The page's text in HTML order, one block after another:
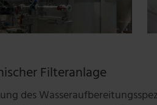
Filteranlage
des